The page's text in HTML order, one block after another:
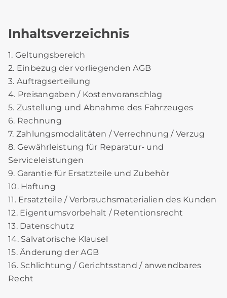
Inhaltsverzeichnis
1. Geltungsbereich
2. Einbezug der vorliegenden AGB
3. Auftragserteilung
4. Preisangaben / Kostenvoranschlag
5. Zustellung und Abnahme des Fahrzeuges
6. Rechnung
7. Zahlungsmodalitäten / Verrechnung / Verzug
8. Gewährleistung für Reparatur- und
Serviceleistungen
9. Garantie für Ersatzteile und Zubehör
10. Haftung
11. Ersatzteile / Verbrauchsmaterialien des Kunden
12. Eigentumsvorbehalt / Retentionsrecht
13. Datenschutz
14. Salvatorische Klausel
15. Änderung der AGB
16. Schlichtung / Gerichtsstand / anwendbares
Recht